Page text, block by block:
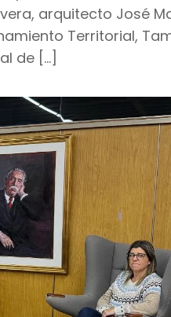
arquitecto José
Territorial,
de […]